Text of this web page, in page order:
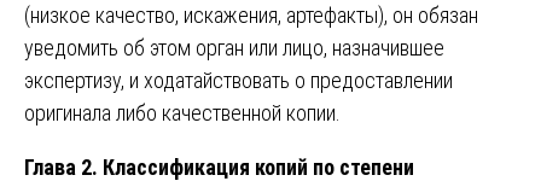
(низкое качество, искажения, артефакты), он обязан
уведомить об этом орган или лицо, назначившее
экспертизу, и ходатайствовать о предоставлении
оригинала либо качественной копии.
Глава 2. Классификация копий по степени